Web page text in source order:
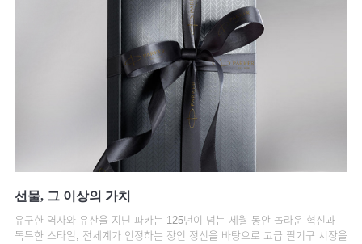
선물, 그 이상의 가치
유구한 역사와 유산을 지닌 파카는 125년이 넘는 세월 동안 놀라운 혁신과
독특한 스타일, 전세계가 인정하는 장인 정신을 바탕으로 고급 필기구 시장을